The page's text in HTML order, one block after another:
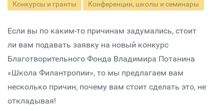
Конкурсы и гранты Конференции, школы и семинары
Если вы по каким-то причинам задумались, стоит
ли вам подавать заявку на новый конкурс
Благотворительного Фонда Владимира Потанина
«Школа Филантропии», то мы предлагаем вам
несколько причин, почему вам стоит сделать это, не
откладывая!